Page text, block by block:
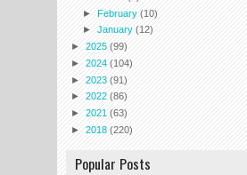
►February(10)
►January(12)
► 2025 (99)
► 2024 (104)
► 2023 (91)
► 2022 (86)
► 2021 (63)
► 2018 (220)
Popular Posts